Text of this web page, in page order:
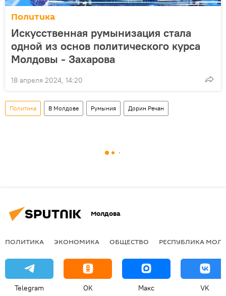
Политика
Искусственная румынизация стала
одной из основ политического курса
Молдовы - Захарова
18 апреля 2024, 14:20
Политика В Молдове Румыния Дорин Речан
Молдова
ПОЛИТИКА ЭКОНОМИКА ОБЩЕСТВО РЕСПУБЛИКА
Telegram OK Макс VK